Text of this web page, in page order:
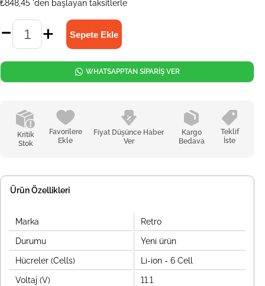
₺848,45 'den başlayan taksitlerle
Kritik
Stok
Favorilere
Ekle
Fiyat Düşünce Haber
Ver
Kargo
Bedava
Teklif
İste
WHATSAPPTAN SİPARİŞ VER
Ürün Özellikleri
Marka Retro
Durumu Yeni ürün
Hücreler (Cells) Li-ion - 6 Cell
Voltaj (V) 11.1